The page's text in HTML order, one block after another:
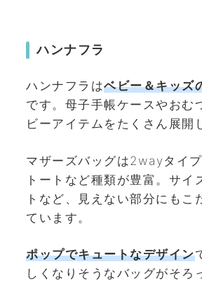
ハンナフラ
ハンナフラはベビー＆キッズ
です。母子手帳ケースやおむ
ビーアイテムをたくさん展開
マザーズバッグは2wayタイプ
トートなど種類が豊富。サイ
トなど、見えない部分にもこ
ています。
ポップでキュートなデザイン
しくなりそうなバッグがそろ